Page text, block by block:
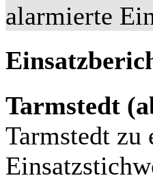
alarmierte
Tarmstedt
Tarmstedt